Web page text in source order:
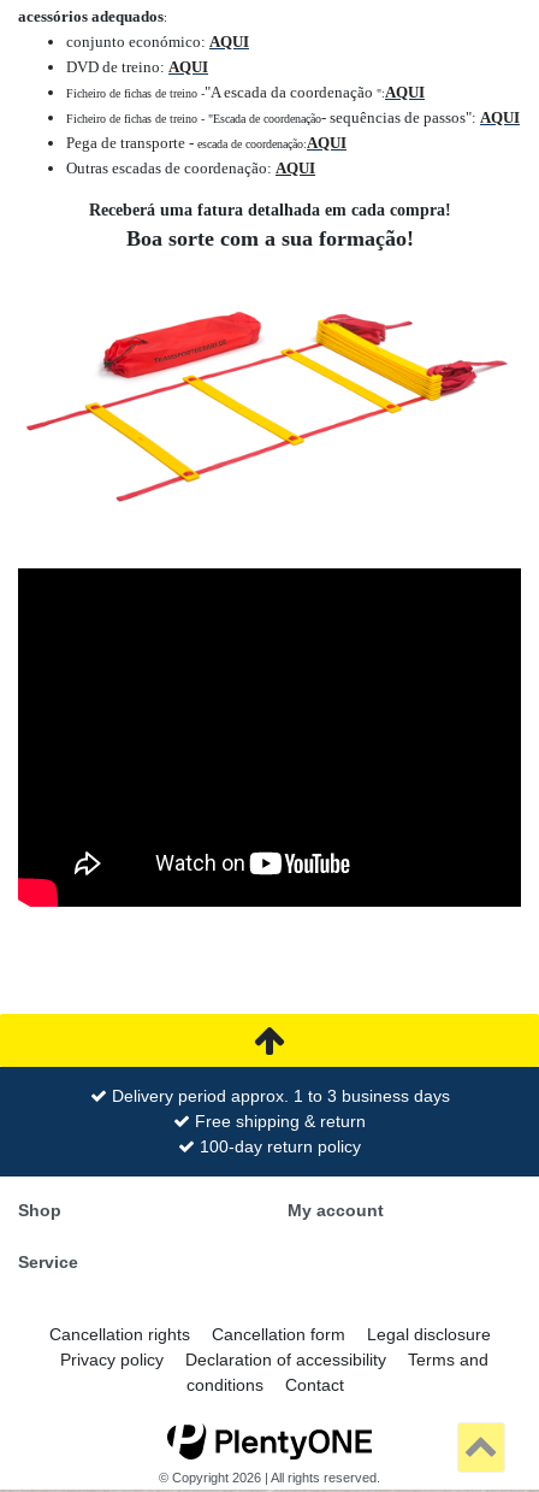
acessórios adequados:
conjunto económico: AQUI
DVD de treino: AQUI
Ficheiro de fichas de treino -"A escada da coordenação ":AQUI
Ficheiro de fichas de treino - "Escada de coordenação- sequências de passos": AQUI
Pega de transporte - escada de coordenação:AQUI
Outras escadas de coordenação: AQUI
Receberá uma fatura detalhada em cada compra!
Boa sorte com a sua formação!
Delivery period approx. 1 to 3 business days
Free shipping & return
100-day return policy
Shop My account
Service
Cancellation rights Cancellation form
Legal disclosure
Privacy policy
Declaration of accessibility
Terms and
conditions
Contact
© Copyright 2026 | All rights reserved.